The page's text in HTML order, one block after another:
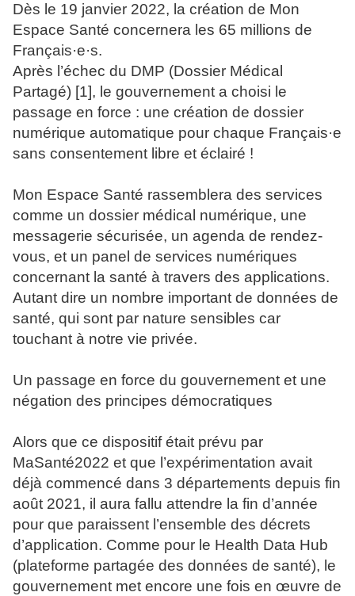
Dès le 19 janvier 2022, la création de Mon
Espace Santé concernera les 65 millions de
Français·e·s.
Après l’échec du DMP (Dossier Médical
Partagé) [1], le gouvernement a choisi le
passage en force : une création de dossier
numérique automatique pour chaque Français·e
sans consentement libre et éclairé !
Mon Espace Santé rassemblera des services
comme un dossier médical numérique, une
messagerie sécurisée, un agenda de rendez-
vous, et un panel de services numériques
concernant la santé à travers des applications.
Autant dire un nombre important de données de
santé, qui sont par nature sensibles car
touchant à notre vie privée.
Un passage en force du gouvernement et une
négation des principes démocratiques
Alors que ce dispositif était prévu par
MaSanté2022 et que l’expérimentation avait
déjà commencé dans 3 départements depuis fin
août 2021, il aura fallu attendre la fin d’année
pour que paraissent l’ensemble des décrets
d’application. Comme pour le Health Data Hub
(plateforme partagée des données de santé), le
gouvernement met encore une fois en œuvre de